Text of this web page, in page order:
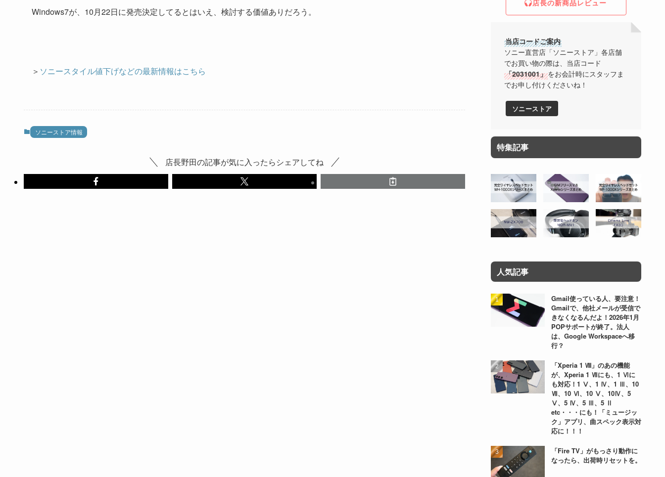
Windows7が、10月22日に発売決定してるとはいえ、検討する価値ありだろう。
＞ ソニースタイル値下げなどの最新情報はこちら
ソニーストア情報
店長野田の記事が気に入ったらシェアしてね
店長の新商品レビュー
当店コードご案内
ソニー直営店「ソニーストア」各店舗
でお買い物の際は、当店コード
「2031001」をお会計時にスタッフま
でお申し付けくださいね！
ソニーストア
特集記事
人気記事
Gmail使っている人、要注意！
Gmailで、他社メールが受信で
きなくなるんだよ！2026年1月
POPサポートが終了。法人
は、Google Workspaceへ移
行？
「Xperia 1 Ⅷ」のあの機能
が、Xperia 1 Ⅶにも、1 Ⅵに
も対応！1 Ⅴ、1 Ⅳ、1 Ⅲ、10
Ⅶ、10 Ⅵ、10 Ⅴ、10Ⅳ、5
Ⅴ、5 Ⅳ、5 Ⅲ、5 Ⅱ
etc・・・にも！「ミュージッ
ク」アプリ、曲スペック表示対
応に！！！
「Fire TV」がもっさり動作に
なったら、出荷時リセットを。